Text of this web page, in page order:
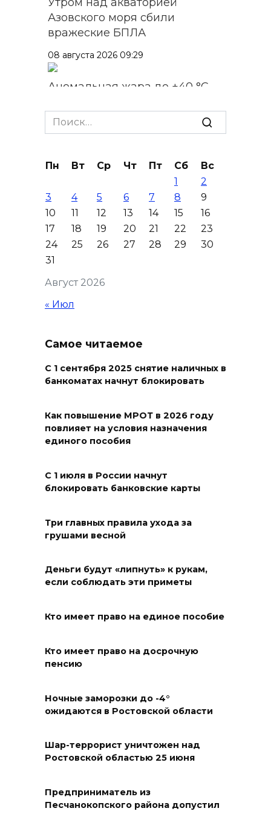
Азовского моря сбили
вражеские БПЛА
08 августа 2026 09:29
Аномальная жара до +40 °C
августа
Ночью дежурными силами
уничтожены 397 украинских
беспилотников
08 августа 2026 09:19
пяти районах Ростовской
области
сберечь – спрячьте первое
сорванное яблоко: приметы
07 августа 2026 22:04
отключат воду из-за
07 августа 2026 20:32
осквернивших стелу
«Освободителям Ростова»
Ростовской области призвала
водителей быть осторожными
07 августа 2026 19:39
и турниры: как в Ростове
07 августа 2026 19:19
Search
for:
Август 2026
Пн Вт Ср Чт Пт Сб
Вс
1
2
3
4 5 6 7 8
9
10
11 12 13 14 15
16
17
18 19 20 21 22
23
24
25 26 27 28 29
30
31
« Июл
Самое читаемое
С 1 сентября 2025 снятие наличных в
банкоматах начнут блокировать
Как повышение МРОТ в 2026 году
повлияет на условия назначения
единого пособия
С 1 июля в России начнут
блокировать банковские карты
Три главных правила ухода за
грушами весной
Деньги будут «липнуть» к рукам,
если соблюдать эти приметы
Кто имеет право на единое пособие
Кто имеет право на досрочную
пенсию
Ночные заморозки до -4°
ожидаются в Ростовской области
Шар-террорист уничтожен над
Ростовской областью 25 июня
Предприниматель из
Песчанокопского района допустил